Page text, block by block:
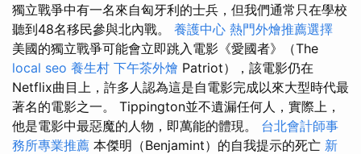
獨立戰爭中有一名來自匈牙利的士兵，但我們通常只在學校
聽到48名移民參與北內戰。 養護中心 熱門外燴推薦選擇
美國的獨立戰爭可能會立即跳入電影《愛國者》（The
local seo 養生村 下午茶外燴 Patriot），該電影仍在
Netflix曲目上，許多人認為這是自電影完成以來大型時代最
著名的電影之一。 Tippington並不遺漏任何人，實際上，
他是電影中最惡魔的人物，即萬能的體現。 台北會計師事
務所專業推薦 本傑明（Benjamint）的自我提示的死亡 新